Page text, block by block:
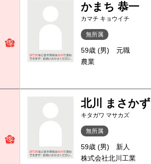
かまち 恭一
カマチ キョウイチ
無所属
59歳 (男)
元職
農業
北川 まさかず
キタガワ マサカズ
無所属
59歳 (男)
新人
株式会社北川工業